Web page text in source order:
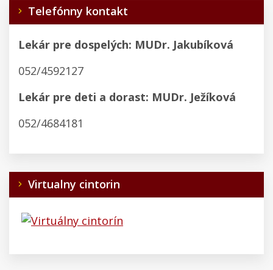
Telefónny kontakt
Lekár pre dospelých: MUDr. Jakubíková
052/4592127
Lekár pre deti a dorast: MUDr. Ježíková
052/4684181
Virtualny cintorin